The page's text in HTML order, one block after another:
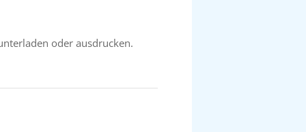
oder ausdrucken.